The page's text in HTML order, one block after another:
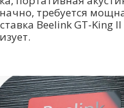
требуется
Beelink GT-King II